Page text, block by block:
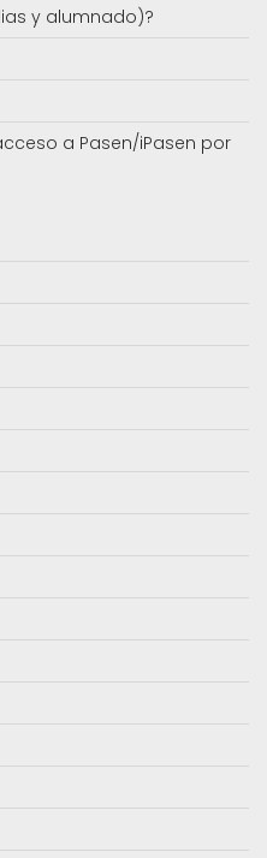
y alumnado)?
a Pasen/iPasen por